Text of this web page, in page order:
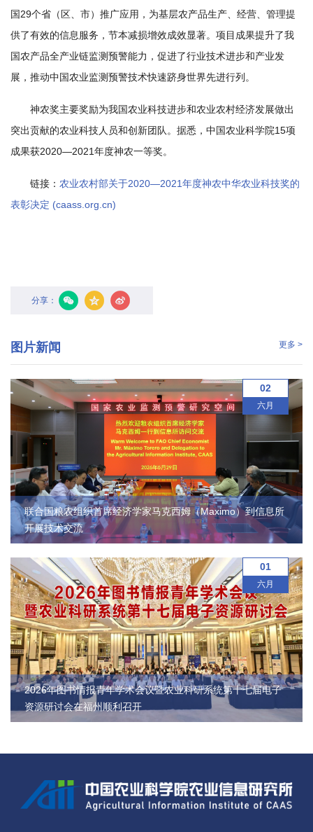
国29个省（区、市）推广应用，为基层农产品生产、经营、管理提
供了有效的信息服务，节本减损增效成效显著。项目成果提升了我
国农产品全产业链监测预警能力，促进了行业技术进步和产业发
展，推动中国农业监测预警技术快速跻身世界先进行列。
神农奖主要奖励为我国农业科技进步和农业农村经济发展做出
突出贡献的农业科技人员和创新团队。据悉，中国农业科学院15项
成果获2020—2021年度神农一等奖。
链接： 农业农村部关于2020—2021年度神农中华农业科技奖的
表彰决定 (caass.org.cn)
分享：
图片新闻 更多 >
联合国粮农组织首席经济学家马克西姆（Maximo）到信息所
开展技术交流
02
六月
2026年图书情报青年学术会议暨农业科研系统第十七届电子
资源研讨会在福州顺利召开
01
六月